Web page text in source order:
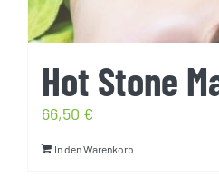
Hot Stone
66,50 €
In den Warenkorb